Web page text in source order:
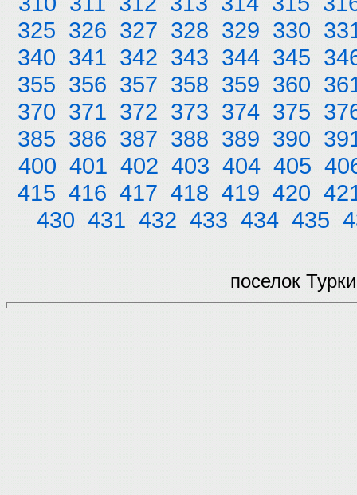
325 326 327 328 329 330
340 341 342 343 344 345
355 356 357 358 359 360
370 371 372 373 374 375
385 386 387 388 389 390
400 401 402 403 404 405
415 416 417 418 419 420
430 431 432 433 434 435
поселок